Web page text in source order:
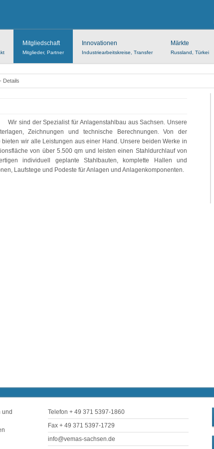
Mitgliedschaft
Mitglieder, Partner
Innovationen
Industriearbeitskreise, Transfer
Märkte
Russland, Türkei
Details
Wir sind der Spezialist für Anlagenstahlbau aus Sachsen. Unsere
Zeichnungen und technische Berechnungen. Von der
wir alle Leistungen aus einer Hand. Unsere beiden Werke in
von über 5.500 qm und leisten einen Stahldurchlauf von
individuell geplante Stahlbauten, komplette Hallen und
Laufstege und Podeste für Anlagen und Anlagenkomponenten.
und
Telefon + 49 371 5397-1860
Fax + 49 371 5397-1729
info@vemas-sachsen.de